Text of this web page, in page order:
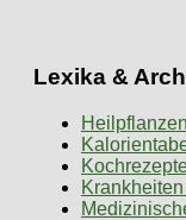
Lexika &